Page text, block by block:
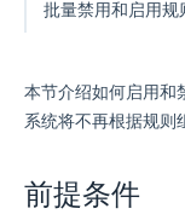
批量禁用和启用规
本节介绍如何启用和
系统将不再根据规则
前提条件